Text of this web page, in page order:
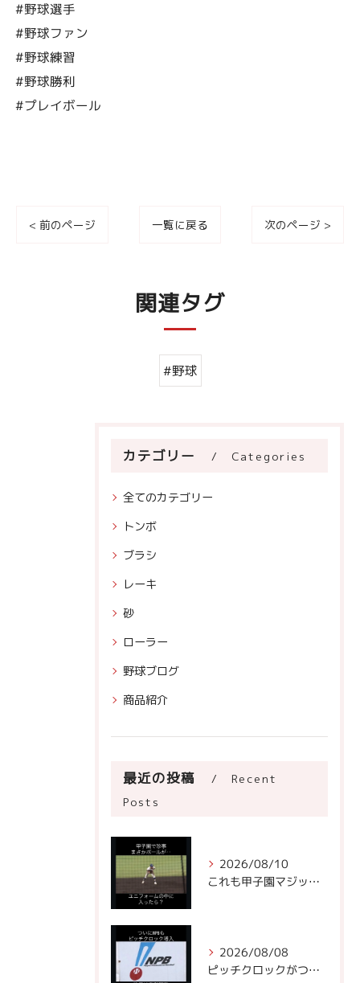
#野球選手
#野球ファン
#野球練習
#野球勝利
#プレイボール
< 前のページ 一覧に戻る 次のページ >
関連タグ
#野球
カテゴリー Categories
全てのカテゴリー
トンボ
ブラシ
レーキ
砂
ローラー
野球ブログ
商品紹介
最近の投稿
Recent
Posts
2026/08/10
これも甲子園マジックなのかもしれません。
2026/08/08
ピッチクロックがついにNPBに!